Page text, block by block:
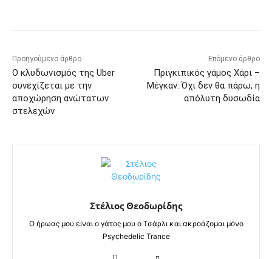
Προηγούμενο άρθρο
Ο κλυδωνισμός της Uber
συνεχίζεται με την
αποχώρηση ανώτατων
στελεχών
Επόμενο άρθρο
Πριγκιπικός γάμος Χάρι –
Μέγκαν: Όχι δεν θα πάρω, η
απόλυτη δυσωδία
Στέλιος Θεοδωρίδης
Ο ήρωας μου είναι ο γάτος μου ο Τσάρλι και ακροάζομαι μόνο
Psychedelic Trance